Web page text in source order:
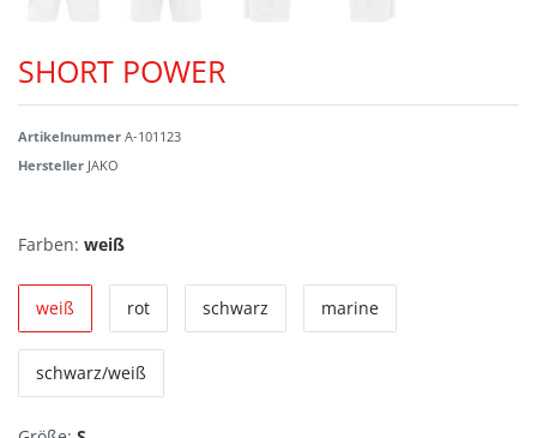
SHORT POWER
Artikelnummer A-101123
Hersteller JAKO
Farben: weiß
weiß rot schwarz marine
schwarz/weiß